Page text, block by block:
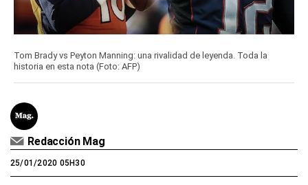
Tom Brady vs Peyton Manning: una rivalidad de leyenda. Toda la
historia en esta nota (Foto: AFP)
Redacción Mag
25/01/2020 05H30